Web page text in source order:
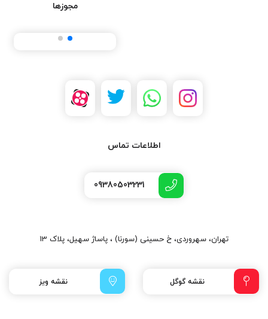
مجوزها
اطلاعات تماس
09380503231
تهران، سهروردی، خ حسینی (سورنا) ، پاساژ سهیل، پلاک 13
نقشه گوگل نقشه ویز